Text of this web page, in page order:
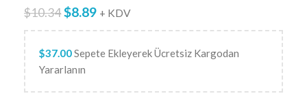
$10.34$8.89 + KDV
$37.00Sepete Ekleyerek Ücretsiz Kargodan
Yararlanın